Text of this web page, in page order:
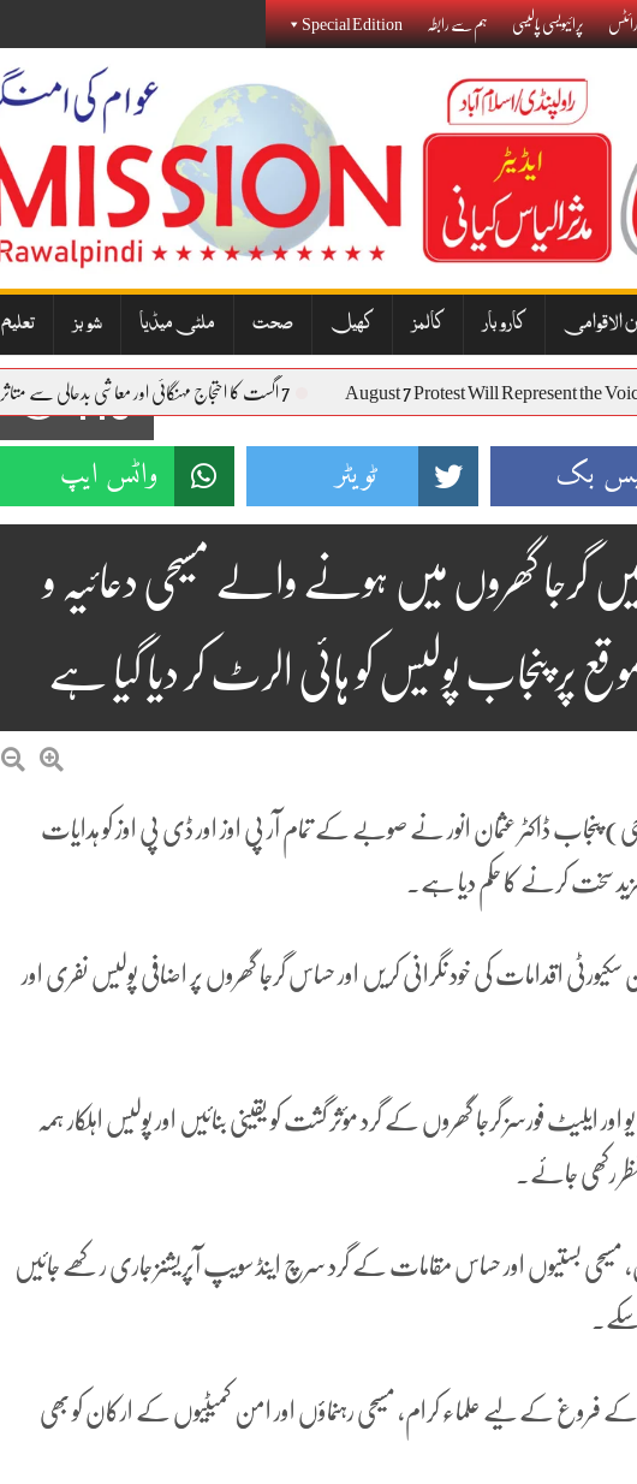
پرائیویسی پالیسی ہم سے رابطہ Special Edition
الاقوامی کاروبار کالمز کھیل صحت ملٹی میڈیا شوبز تعلیم
August 7 Protest Will Represent
113
بک ٹویٹر واٹس ایپ
گرجا گھروں میں ہونے والے مسیحی دعائیہ و
پر پنجاب پولیس کو ہائی الرٹ کر دیا گیا ہے
پنجاب ڈاکٹر عثمان انور نے صوبے کے تمام آر پی اوز اور ڈی پی اوز کو ہدایات
سخت کرنے کا حکم دیا ہے۔
اقدامات کی خود نگرانی کریں اور حساس گرجا گھروں پر اضافی پولیس نفری اور
ایلیٹ فورسز گرجا گھروں کے گرد مؤثر گشت کو یقینی بنائیں اور پولیس اہلکار ہمہ
رکھی جائے۔
مسیحی بستیوں اور حساس مقامات کے گرد سرچ اینڈ سویپ آپریشنز جاری رکھے جائیں
فروغ کے لیے علماء کرام، مسیحی رہنماؤں اور امن کمیٹیوں کے ارکان کو بھی